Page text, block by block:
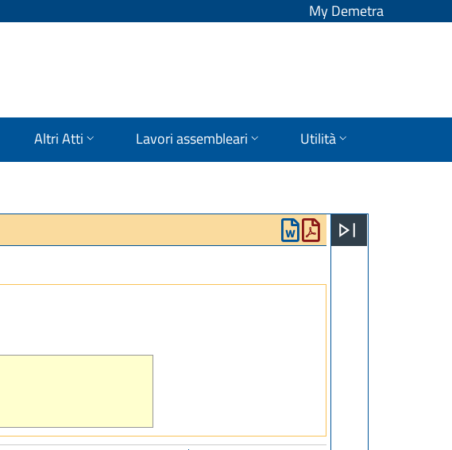
My Demetra
Altri Atti Lavori assembleari Utilità